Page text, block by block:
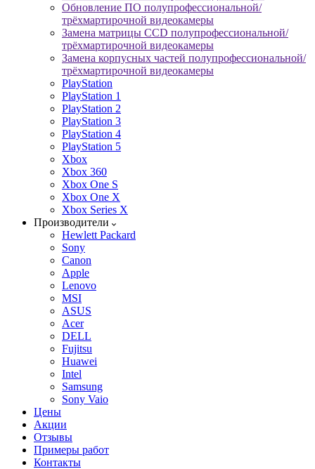
Обновление ПО полупрофессиональной/
трёхмартирочной видеокамеры
Замена матрицы CCD полупрофессиональной/
трёхмартирочной видеокамеры
Замена корпусных частей полупрофессиональной/
трёхмартирочной видеокамеры
PlayStation
PlayStation 1
PlayStation 2
PlayStation 3
PlayStation 4
PlayStation 5
Xbox
Xbox 360
Xbox One S
Xbox One X
Xbox Series X
Производители
Hewlett Packard
Sony
Canon
Apple
Lenovo
MSI
ASUS
Acer
DELL
Fujitsu
Huawei
Intel
Samsung
Sony Vaio
Цены
Акции
Отзывы
Примеры работ
Контакты